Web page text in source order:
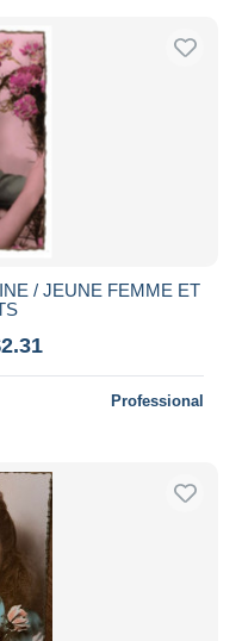
/ JEUNE FEMME ET
Professional